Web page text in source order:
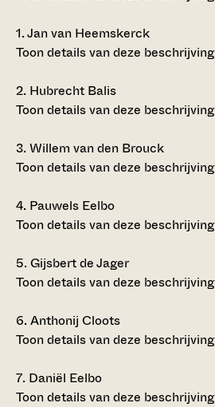
1.Jan van Heemskerck
Toon details van deze beschrijving
2. Hubrecht Balis
Toon details van deze beschrijving
3.Willem van den Brouck
Toon details van deze beschrijving
4. Pauwels Eelbo
Toon details van deze beschrijving
5.Gijsbert de Jager
Toon details van deze beschrijving
6.Anthonij Cloots
Toon details van deze beschrijving
7. Daniël Eelbo
Toon details van deze beschrijving